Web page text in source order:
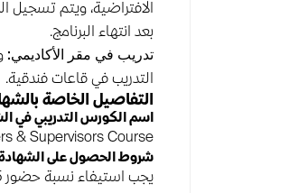
بعد انتهاء البرنامج.
تدريب في مقر الأكاديمي:
التدريب في قاعات فندقية.
التفاصيل الخاصة
اسم الكورس التدريبي في
& Supervisors Course
شروط الحصول على الشهادة
يجب استيفاء نسبة حضور 75% من اجمالي ساعات الكورس التدريبي.